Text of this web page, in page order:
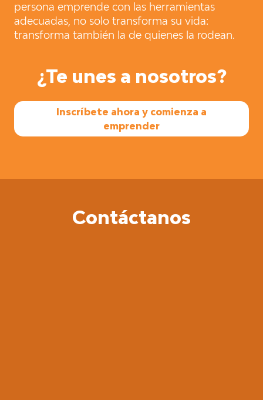
persona emprende con las herramientas
adecuadas, no solo transforma su vida:
transforma también la de quienes la rodean.
¿Te unes a nosotros?
Inscríbete ahora y comienza a
emprender
Contáctanos